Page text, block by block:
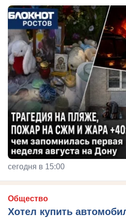
сегодня в 15:00
Общество
Хотел купить